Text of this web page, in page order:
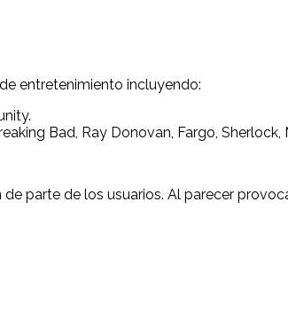
entretenimiento incluyendo:
Bad, Ray Donovan, Fargo,
parte de los usuarios. Al parecer